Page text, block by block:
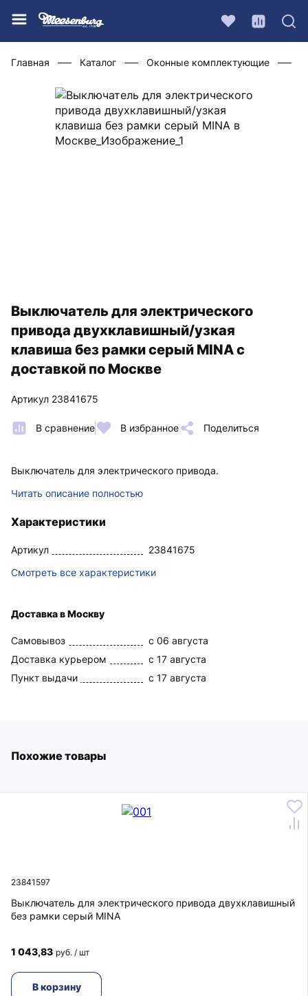
Главная Каталог Оконные комплектующие
Выключатель для электрического
привода двухклавишный/узкая
клавиша без рамки серый MINA с
доставкой по Москве
Артикул 23841675
В сравнение В избранное Поделиться
Выключатель для электрического привода.
Читать описание полностью
Характеристики
Артикул
23841675
Смотреть все характеристики
Доставка в Москву
Самовывоз
c 06 августа
Доставка курьером
c 17 августа
Пункт выдачи
c 17 августа
Похожие товары
23841597
Выключатель для электрического привода двухклавишный
без рамки серый MINA
1 043,83 руб. / шт
В корзину